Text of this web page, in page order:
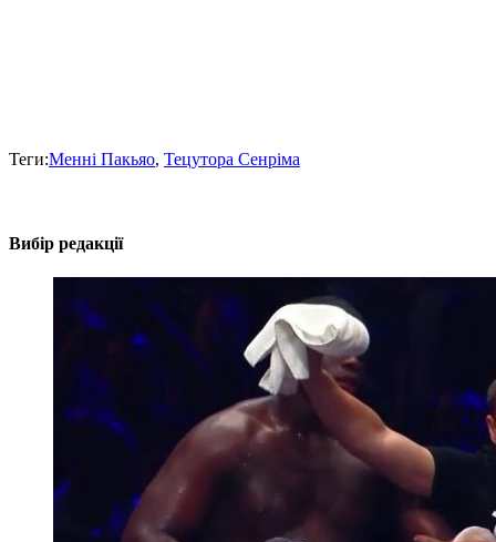
Теги:Менні Пакьяо, Тецутора Сенріма
Вибір редакції